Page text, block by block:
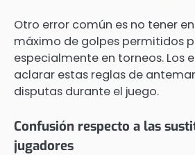
Otro error común es no tener
máximo de golpes permitidos
especialmente en torneos. Los
aclarar estas reglas de
disputas durante el juego.
Confusión respecto a las
jugadores